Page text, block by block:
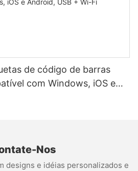
de código de barras
com Windows, iOS e
Nos
designs e idéias personalizados e